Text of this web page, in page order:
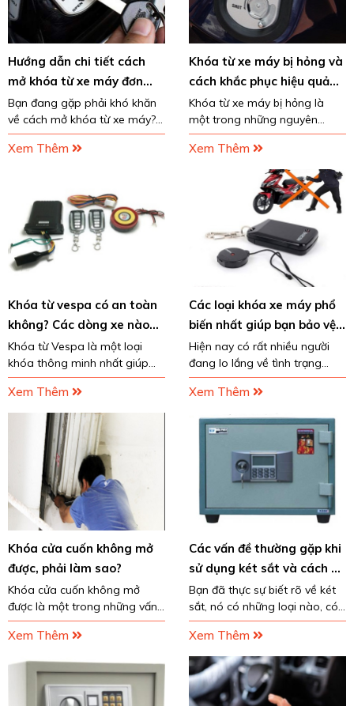
Hướng dẫn chi tiết cách
mở khóa từ xe máy đơn
giản hiệu quả tại nhà
Bạn đang gặp phải khó khăn
về cách mở khóa từ xe máy?
Đừng lo hãy làm theo bài viết
của chúng tôi mọi khó khăn về
Xem Thêm
Khóa từ xe máy bị hỏng và
cách khắc phục hiệu quả
nhất!
Khóa từ xe máy bị hỏng là
một trong những nguyên
nhân khiến xe của bạn không
thể nổ máy được. Điều này
dẫn đến rất nhiều phiền phức
đến cho người sử dụng...
Xem Thêm
Khóa từ vespa có an toàn
không? Các dòng xe nào
nên lắp khóa từ?
Khóa từ Vespa là một loại
khóa thông minh nhất giúp
bảo vệ chiếc xe máy của bạn
an toàn. Hầu hết các loại
khóa từ đều được lắp đặt
trong những chiếc xe gas...
Xem Thêm
Các loại khóa xe máy phổ
biến nhất giúp bạn bảo vệ
xe an toàn
Hiện nay có rất nhiều người
đang lo lắng về tình trạng
trộm cắp xe ở địa phương. Vì
vậy trong thời gian gần đây
các loại khóa xe máy được rất
nhiều người
Xem Thêm
Khóa cửa cuốn không mở
được, phải làm sao?
Khóa cửa cuốn không mở
được là một trong những vấn
đề hay gặp phải ở các gia
đình sử dụng cửa cuốn. Cửa
thông minh, tuy nhiên
Xem Thêm
Các vấn đề thường gặp khi
sử dụng két sắt và cách xử
lý
Bạn đã thực sự biết rõ về két
sắt, nó có những loại nào, có
những vấn đề nào sẽ xảy ra
khi dùng nó để bảo quản tài
sản quan trọng không và đâu
là cách để xử lý
Xem Thêm